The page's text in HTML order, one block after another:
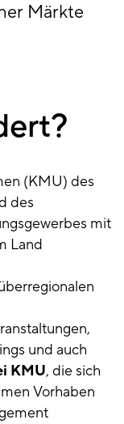
Märkte
(KMU) des
des
mit
Land
und auch
KMU, die sich
Vorhaben